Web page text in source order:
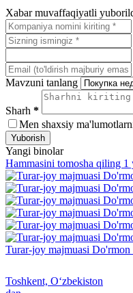
Xabar muvaffaqiyatli
Mavzuni tanlang
Sharh *
Men shaxsiy
Yuborish
Yangi binolar
Hammasini tomosha qiling 1
Turar-joy majmuasi Do'rmon
Toshkent, Oʻzbekiston